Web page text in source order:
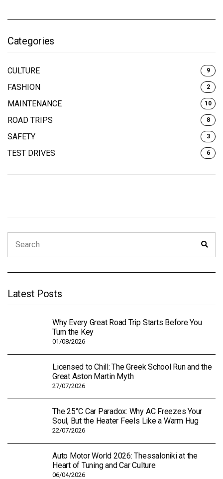
Categories
CULTURE 9
FASHION 2
MAINTENANCE 10
ROAD TRIPS 8
SAFETY 3
TEST DRIVES 6
for:
Latest Posts
Why Every Great Road Trip Starts Before You
Turn the Key
01/08/2026
Licensed to Chill: The Greek School Run and the
Great Aston Martin Myth
27/07/2026
The 25°C Car Paradox: Why AC Freezes Your
Soul, But the Heater Feels Like a Warm Hug
22/07/2026
Auto Motor World 2026: Thessaloniki at the
Heart of Tuning and Car Culture
06/04/2026